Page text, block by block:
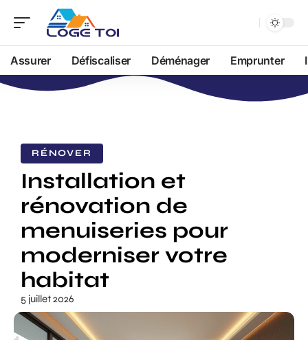
Assurer Défiscaliser Déménager Emprunter
RÉNOVER
Installation et
rénovation de
menuiseries pour
moderniser votre
habitat
5 juillet 2026